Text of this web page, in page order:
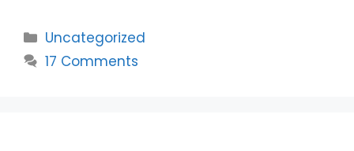
Categories
Uncategorized
17 Comments